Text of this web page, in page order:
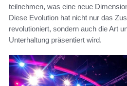
teilnehmen, was eine neue
Diese Evolution hat nicht nur das
revolutioniert, sondern auch die Art
Unterhaltung präsentiert wird.